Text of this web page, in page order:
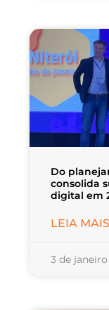
Do
consolida
digital em
LEIA
3 de